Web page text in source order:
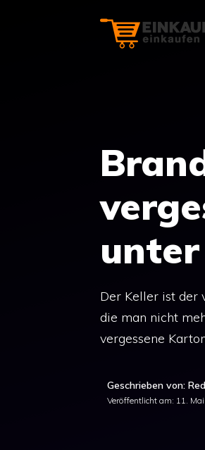
Der Keller ist der
die man nicht
vergessene
Geschrieben von:
Veröffentlicht am: 11.